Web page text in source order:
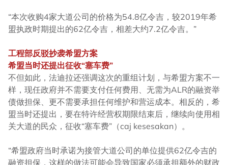
“本次收购4家大道公司的价格为54.8亿令吉，较2019年希
盟执政时期提出的62亿令吉，相差大约7.2亿令吉。”
工程部反驳抄袭希盟方案
希盟当时还提出征收“塞车费”
不但如此，法迪拉还强调这次的重组计划，与希盟方案不一
样，现任政府并不需要支付任何费用、无需为ALR的融资举
债做担保、更不需要承担任何维护和营运成本。相反的，希
盟当时还提出，要在特许经营权期限结束后，继续向使用相
关大道的民众，征收“塞车费”（caj kesesakan）。
“希盟政府当时承诺为接管大道公司的单位提供62亿令吉的
融资担保，这样的做法可能会导致国家必须承担额外的财政